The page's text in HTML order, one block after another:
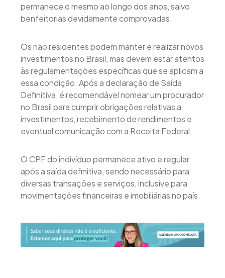
permanece o mesmo ao longo dos anos, salvo
benfeitorias devidamente comprovadas.
Os não residentes podem manter e realizar novos
investimentos no Brasil, mas devem estar atentos
às regulamentações específicas que se aplicam a
essa condição. Após a declaração de Saída
Definitiva, é recomendável nomear um procurador
no Brasil para cumprir obrigações relativas a
investimentos, recebimento de rendimentos e
eventual comunicação com a Receita Federal.
O CPF do indivíduo permanece ativo e regular
após a saída definitiva, sendo necessário para
diversas transações e serviços, inclusive para
movimentações financeiras e imobiliárias no país.